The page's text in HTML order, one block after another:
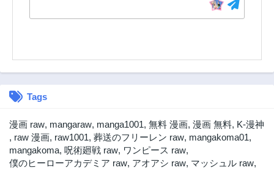
Tags
漫画 raw, mangaraw, manga1001, 無料 漫画, 漫画 無料, K-漫神
, raw 漫画, raw1001, 葬送のフリーレン raw, mangakoma01,
mangakoma, 呪術廻戦 raw, ワンピース raw,
僕のヒーローアカデミア raw, アオアシ raw, マッシュル raw,